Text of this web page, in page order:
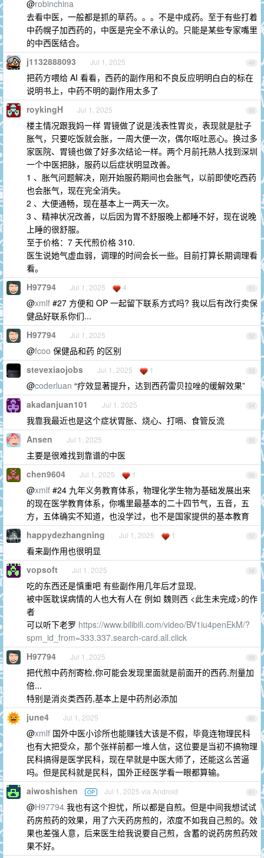
@robinchina
去看中医，一般都是抓的草药。。。不是中成药。至于有些打着
中药幌子加西药的，中医是完全不承认的。只能是某些专家嘴里
的中西医结合。
49
j1132888093 Jul 1, 2025
把药方喂给 AI 看看，西药的副作用和不良反应明明白白的标在
说明书上，中药不明的副作用太多了
50
roykingH Jul 1, 2025
楼主情况跟我妈一样 胃镜做了说是浅表性胃炎，表现就是肚子
胀气，只要吃饭就会胀，一周大便一次，偶尔呕吐恶心。换过多
家医院、胃镜也做了好多次结论一样。两个月前托熟人找到深圳
一个中医把脉，服药以后症状明显改善。
1 、胀气问题解决，刚开始服药期间也会胀气，以前即使吃西药
也会胀气，现在完全消失。
2 、大便通畅，现在基本上一两天一次。
3 、精神状况改善，以后因为胃不舒服晚上都睡不好，现在说晚
上睡的很舒服。
至于价格：7 天代煎价格 310.
医生说她气虚血弱，调理的时间会长一些。目前打算长期调理看
看。
51
H97794 Jul 1, 2025 4
@xmlf #27 方便和 OP 一起留下联系方式吗? 我以后有改行卖保
健品好联系你们...
52
H97794 Jul 1, 2025
@fcoo 保健品和药 的区别
53
stevexiaojobs Jul 1, 2025 1
@coderluan “疗效显著提升，达到西药雷贝拉唑的缓解效果”
54
akadanjuan101 Jul 1, 2025
我靠我最近也是这个症状胃胀、烧心、打嗝、食管反流
55
Ansen Jul 1, 2025
主要是很难找到靠谱的中医
56
chen9604 Jul 1, 2025 1
@xmlf #24 九年义务教育体系，物理化学生物为基础发展出来
的现在医学教育体系，你嘴里最基本的二十四节气，五音，五
方，五体确实不知道，也没学过，也不是国家提供的基本教育
57
happydezhangning Jul 1, 2025 1
看来副作用也很明显
58
vopsoft Jul 1, 2025
吃的东西还是慎重吧 有些副作用几年后才显现,
被中医耽误病情的人也大有人在 例如 魏则西 <此生未完成>的作
者
可以听下老罗 https://www.bilibili.com/video/BV1iu4penEkM/?
spm_id_from=333.337.search-card.all.click
59
H97794 Jul 1, 2025
把代煎中药剂寄检,你可能会发现里面就是前面开的西药,剂量加
倍...
特别是消炎类西药,基本上是中药剂必添加
60
june4 Jul 1, 2025
@xmlf 国外中医小诊所也能赚钱大该是不假，毕竟连物理民科
也有大把受众，那个张祥前都一堆人信，这位要是当初不搞物理
民科搞得是医学民科，现在早就是中医大师了，还能这么苦逼
吗。但是民科就是民科，国外正经医学看一眼都算输。
61
aiwoshishen OP Jul 1, 2025 via Android
@H97794 我也有这个担忧，所以都是自煎。但是中间我想试试
药房煎药的效果，用了六天药房煎的，浓度不如我自己煎的。效
果也差强人意，后来医生给我说要自己煎，含蓄的说药房煎药效
果不好。